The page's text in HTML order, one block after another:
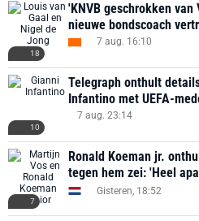
18
'KNVB geschrokken
nieuwe bondscoach
7 aug. 16:10
10
Telegraph onthult
Infantino met UEFA-
7 aug. 23:14
7
Ronald Koeman jr.
tegen hem zei: 'Heel
Gisteren, 18:52